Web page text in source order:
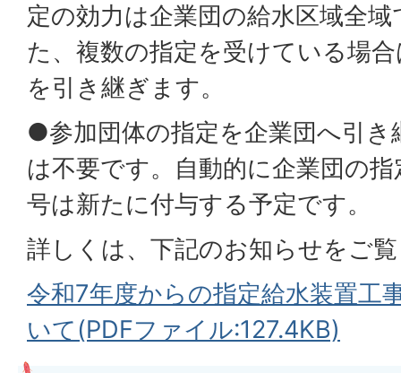
定の効力は企業団の給水区域全
た、複数の指定を受けている場
を引き継ぎます。
●参加団体の指定を企業団へ引
は不要です。自動的に企業団の
号は新たに付与する予定です。
詳しくは、下記のお知らせをご
令和7年度からの指定給水装置工
いて(PDFファイル:127.4KB)